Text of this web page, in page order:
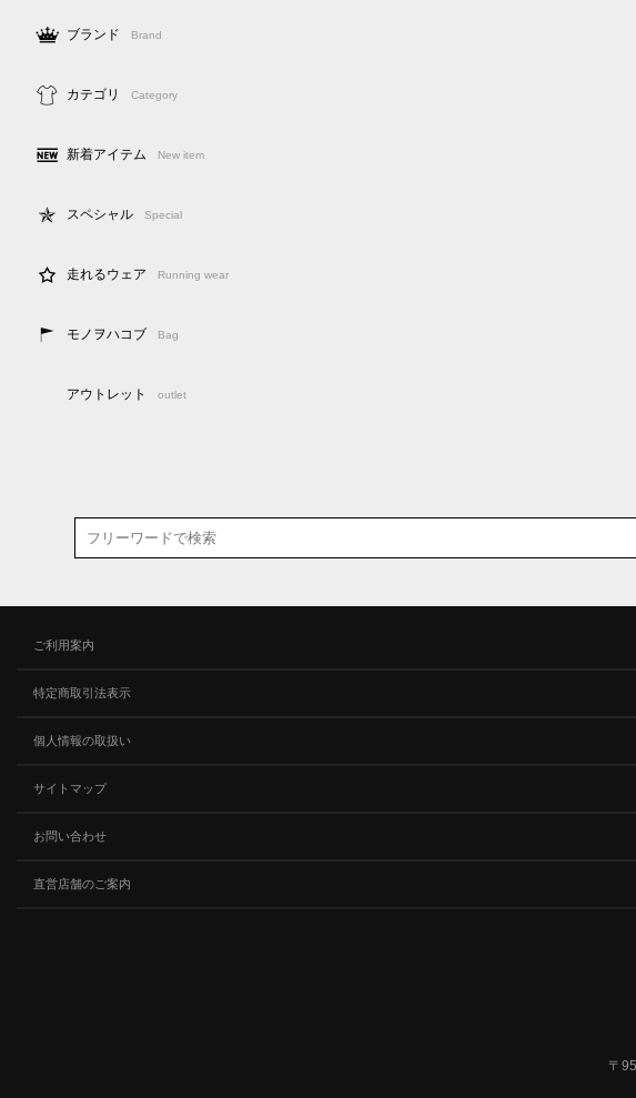
ブランド Brand
カテゴリ Category
新着アイテム New item
スペシャル Special
走れるウェア Running wear
モノヲハコブ Bag
アウトレット outlet
ご利用案内
特定商取引法表示
個人情報の取扱い
サイトマップ
お問い合わせ
直営店舗のご案内
〒